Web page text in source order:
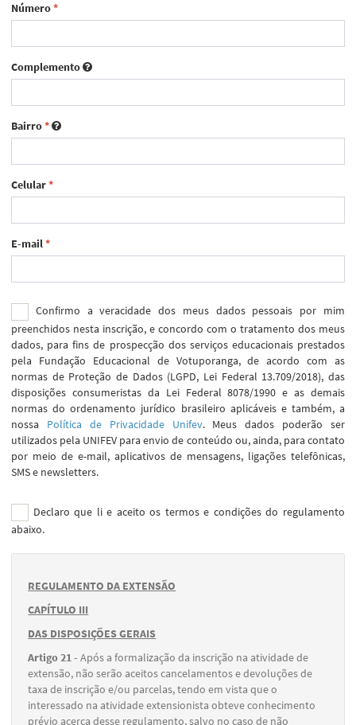
Número*
Complemento
Bairro*
Celular*
E-mail*
Confirmo a veracidade dos meus dados pessoais por mim
preenchidos nesta inscrição, e concordo com o tratamento dos meus
dados, para fins de prospecção dos serviços educacionais prestados
pela Fundação Educacional de Votuporanga, de acordo com as
normas de Proteção de Dados (LGPD, Lei Federal 13.709/2018), das
disposições consumeristas da Lei Federal 8078/1990 e as demais
normas do ordenamento jurídico brasileiro aplicáveis e também, a
nossa Política de Privacidade Unifev. Meus dados poderão ser
utilizados pela UNIFEV para envio de conteúdo ou, ainda, para contato
por meio de e-mail, aplicativos de mensagens, ligações telefônicas,
SMS e newsletters.
Declaro que li e aceito os termos e condições do regulamento
abaixo.
REGULAMENTO DA EXTENSÃO
CAPÍTULO III
DAS DISPOSIÇÕES GERAIS
Artigo 21 -Após a formalização da inscrição na atividade de
extensão, não serão aceitos cancelamentos e devoluções de
taxa de inscrição e/ou parcelas, tendo em vista que o
interessado na atividade extensionista obteve conhecimento
prévio acerca desse regulamento, salvo no caso de não